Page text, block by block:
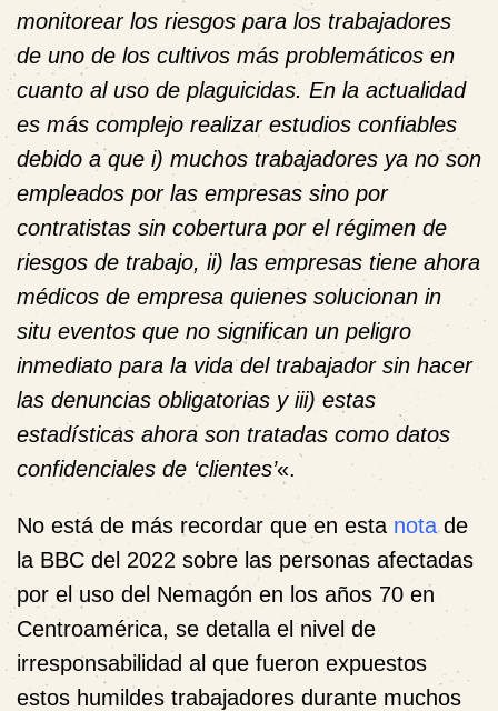
monitorear los riesgos para los trabajadores
de uno de los cultivos más problemáticos en
cuanto al uso de plaguicidas. En la actualidad
es más complejo realizar estudios confiables
debido a que i) muchos trabajadores ya no son
empleados por las empresas sino por
contratistas sin cobertura por el régimen de
riesgos de trabajo, ii) las empresas tiene ahora
médicos de empresa quienes solucionan in
situ eventos que no significan un peligro
inmediato para la vida del trabajador sin hacer
las denuncias obligatorias y iii) estas
estadísticas ahora son tratadas como datos
confidenciales de ‘clientes’«.
No está de más recordar que en esta notade
la BBC del 2022 sobre las personas afectadas
por el uso del Nemagón en los años 70 en
Centroamérica, se detalla el nivel de
irresponsabilidad al que fueron expuestos
estos humildes trabajadores durante muchos